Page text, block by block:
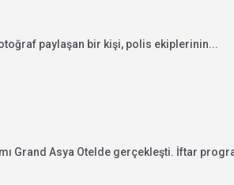
paylaşan bir kişi, polis ekiplerinin...
Grand Asya Otelde gerçekleşti. İftar